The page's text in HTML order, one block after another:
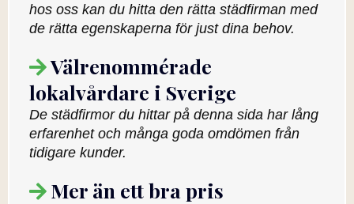
hos oss kan du hitta den rätta städfirman med
de rätta egenskaperna för just dina behov.
Välrenommérade
lokalvårdare i Sverige
De städfirmor du hittar på denna sida har lång
erfarenhet och många goda omdömen från
tidigare kunder.
Mer än ett bra pris